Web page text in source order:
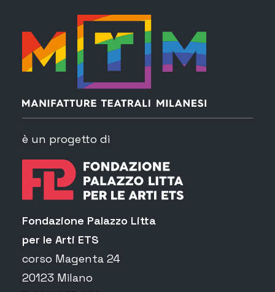
è un progetto di
Fondazione Palazzo Litta
per le Arti ETS
corso Magenta 24
20123 Milano